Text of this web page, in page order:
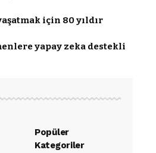
için 80 yıldır
yapay zeka destekli
Popüler
Kategoriler